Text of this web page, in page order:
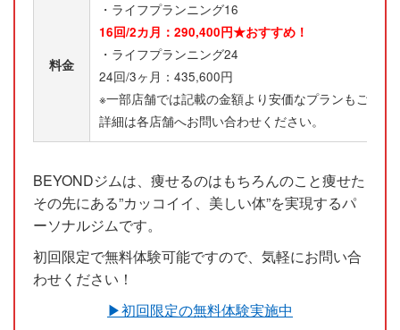
料金
・ライフプランニング16
16回/2カ月：290,400円★おすすめ！
・ライフプランニング24
24回/3ヶ月：435,600円
※一部店舗では記載の金額より安価なプランもご用意
詳細は各店舗へお問い合わせください。
BEYONDジムは、痩せるのはもちろんのこと痩せた
その先にある”カッコイイ、美しい体”を実現するパ
ーソナルジムです。
初回限定で無料体験可能ですので、気軽にお問い合
わせください！
▶︎初回限定の無料体験実施中